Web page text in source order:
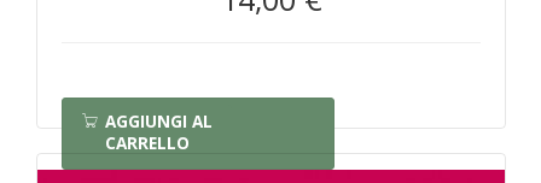
AGGIUNGI AL
CARRELLO